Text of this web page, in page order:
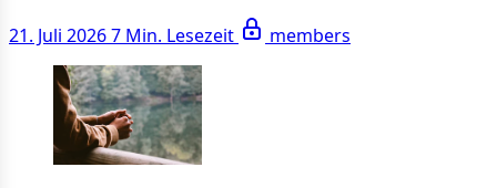
21. Juli 20267 Min. Lesezeit members